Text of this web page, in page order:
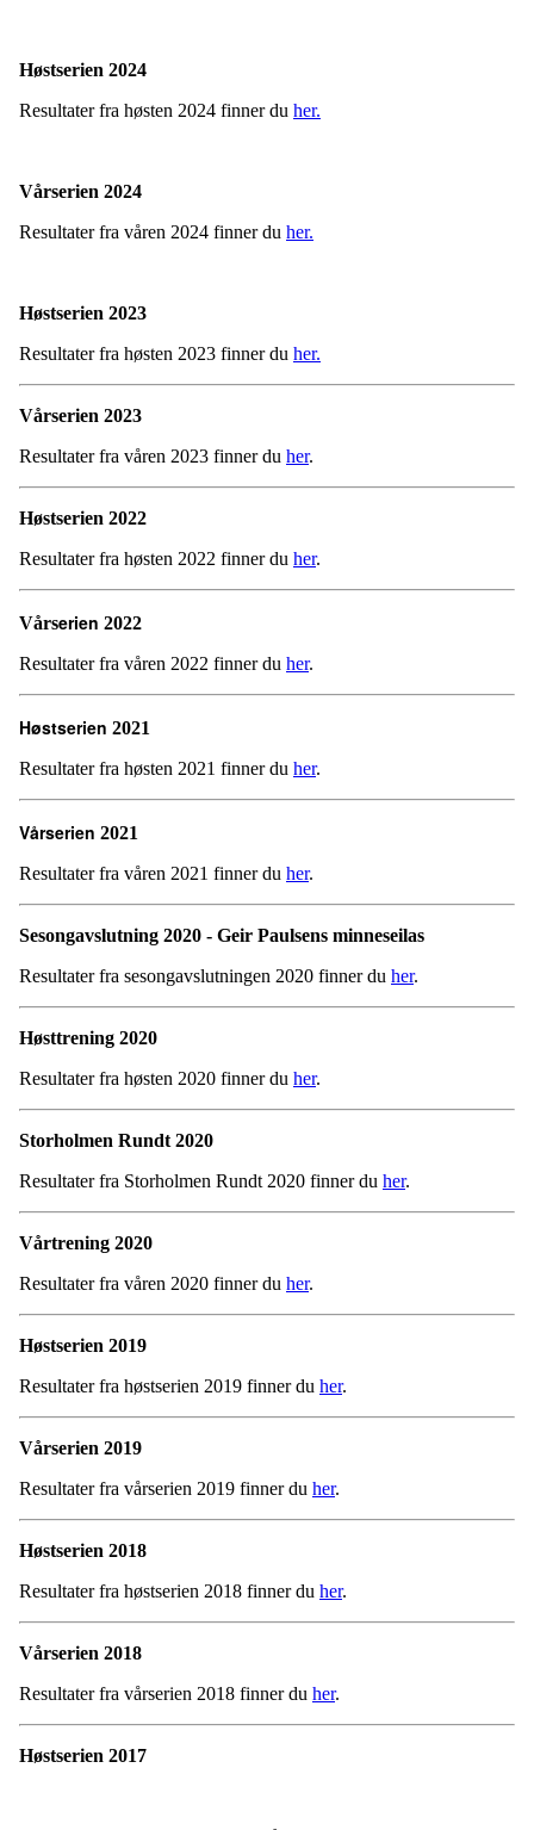
Høstserien 2024
Resultater fra høsten 2024 finner du her.
Vårserien 2024
Resultater fra våren 2024 finner du her.
Høstserien 2023
Resultater fra høsten 2023 finner du her.
Vårserien 2023
Resultater fra våren 2023 finner du her.
Høstserien 2022
Resultater fra høsten 2022 finner du her.
Vårserien 2022
Resultater fra våren 2022 finner du her.
Høstserien 2021
Resultater fra høsten 2021 finner du her.
Vårserien 2021
Resultater fra våren 2021 finner du her.
Sesongavslutning 2020 - Geir Paulsens minneseilas
Resultater fra sesongavslutningen 2020 finner du her.
Høsttrening 2020
Resultater fra høsten 2020 finner du her.
Storholmen Rundt 2020
Resultater fra Storholmen Rundt 2020 finner du her.
Vårtrening 2020
Resultater fra våren 2020 finner du her.
Høstserien 2019
Resultater fra høstserien 2019 finner du her.
Vårserien 2019
Resultater fra vårserien 2019 finner du her.
Høstserien 2018
Resultater fra høstserien 2018 finner du her.
Vårserien 2018
Resultater fra vårserien 2018 finner du her.
Høstserien 2017